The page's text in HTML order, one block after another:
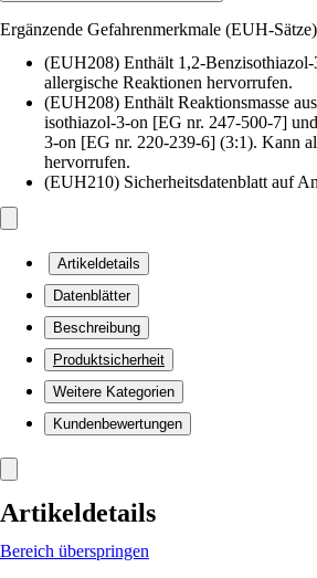
Ergänzende Gefahrenmerkmale (EUH-Sätze)
(EUH208) Enthält 1,2-
allergische Reaktionen hervorrufen.
(EUH208) Enthält Reaktionsmasse
isothiazol-3-on [EG nr. 247-500-7]
3-on [EG nr. 220-239-6] (3:1). Kann
hervorrufen.
(EUH210) Sicherheitsdatenblatt auf
Artikeldetails
Datenblätter
Beschreibung
Produktsicherheit
Weitere Kategorien
Kundenbewertungen
Artikeldetails
Bereich überspringen